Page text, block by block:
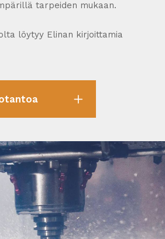
tarpeiden mukaan.
löytyy Elinan kirjoittamia